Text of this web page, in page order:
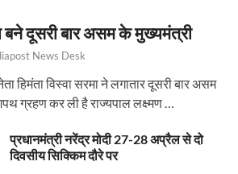
Ghoda Library Nainital: CM पुष्कर सिंह धामी ने घोड़ा
Millets Organic Food Start UP : सीएम योगी की
Kuldeep Singh Sengar: CJI की अध्यक्षता वाली बेंच
Jan-Jan Ki Sarkar: धामी मॉडल ने शासन को जनता के
बने दूसरी बार असम के मुख्यमंत्री
News Desk
हिमंता विस्वा सरमा ने लगातार दूसरी बार असम
ग्रहण कर ली है राज्यपाल लक्ष्मण …
प्रधानमंत्री नरेंद्र मोदी 27-28 अप्रैल से दो
दिवसीय सिक्किम दौरे पर